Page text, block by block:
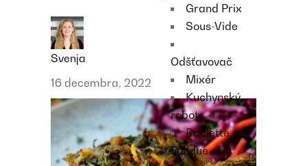
Grand Prix
Sous-Vide
Odšťavovač
Mixér
Kuchynský
robot
Raclette a
Fondue
Svenja
16 decembra, 2022